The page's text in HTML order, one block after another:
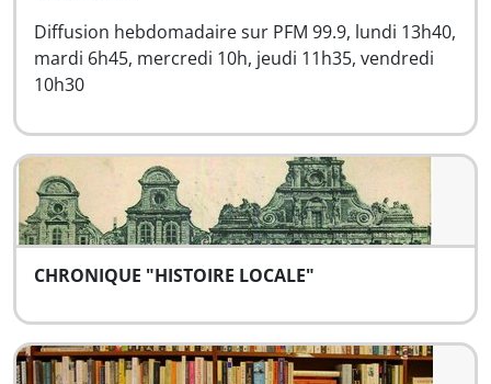
Diffusion hebdomadaire sur PFM 99.9, lundi 13h40,
mardi 6h45, mercredi 10h, jeudi 11h35, vendredi
10h30
CHRONIQUE "HISTOIRE LOCALE"